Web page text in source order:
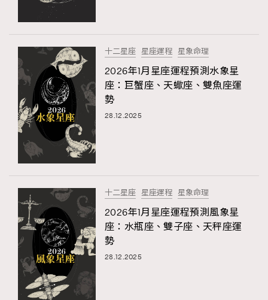
AFrenchMind
DressLikeAParisienne 1
EmpowerF 103
FashionWeek 191
FigaroAesthetic
FigaroBeautyRitual
FigaroCeleb 547
FigaroCinéma 281
FigaroDigitalCover 17
FigaroExhibition 12
FigaroExpert
#FigaroExhibition Wyman 揭曉 Figaro Exhibition
第二站！
十二星座 星座運程 星象命理
2026年1月星座運程預測水象星
座：巨蟹座、天蠍座、雙魚座運
勢
28.12.2025
十二星座 星座運程 星象命理
2026年1月星座運程預測風象星
座：水瓶座、雙子座、天秤座運
勢
28.12.2025